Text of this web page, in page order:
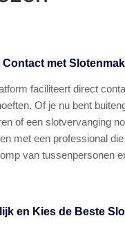
Contact met
faciliteert direct
Of je nu bent
of een slotvervanging
met een professional
van tussenpersonen
en Kies de Beste